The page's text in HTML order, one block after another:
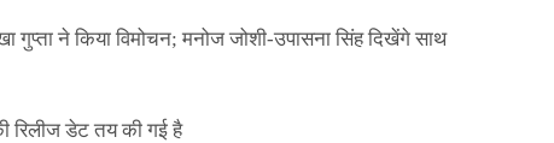
गुप्ता ने किया विमोचन; मनोज जोशी-उपासना सिंह दिखेंगे साथ
रिलीज डेट तय की गई है